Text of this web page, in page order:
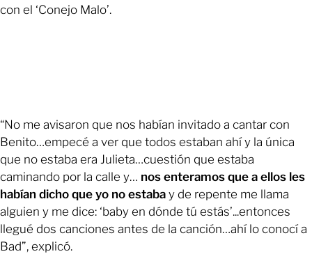
con el ‘Conejo Malo’.
“No me avisaron que nos habían invitado a cantar con
Benito…empecé a ver que todos estaban ahí y la única
que no estaba era Julieta…cuestión que estaba
caminando por la calle y… nos enteramos que a ellos les
habían dicho que yo no estaba y de repente me llama
alguien y me dice: ‘baby en dónde tú estás’...entonces
llegué dos canciones antes de la canción…ahí lo conocí a
Bad”, explicó.